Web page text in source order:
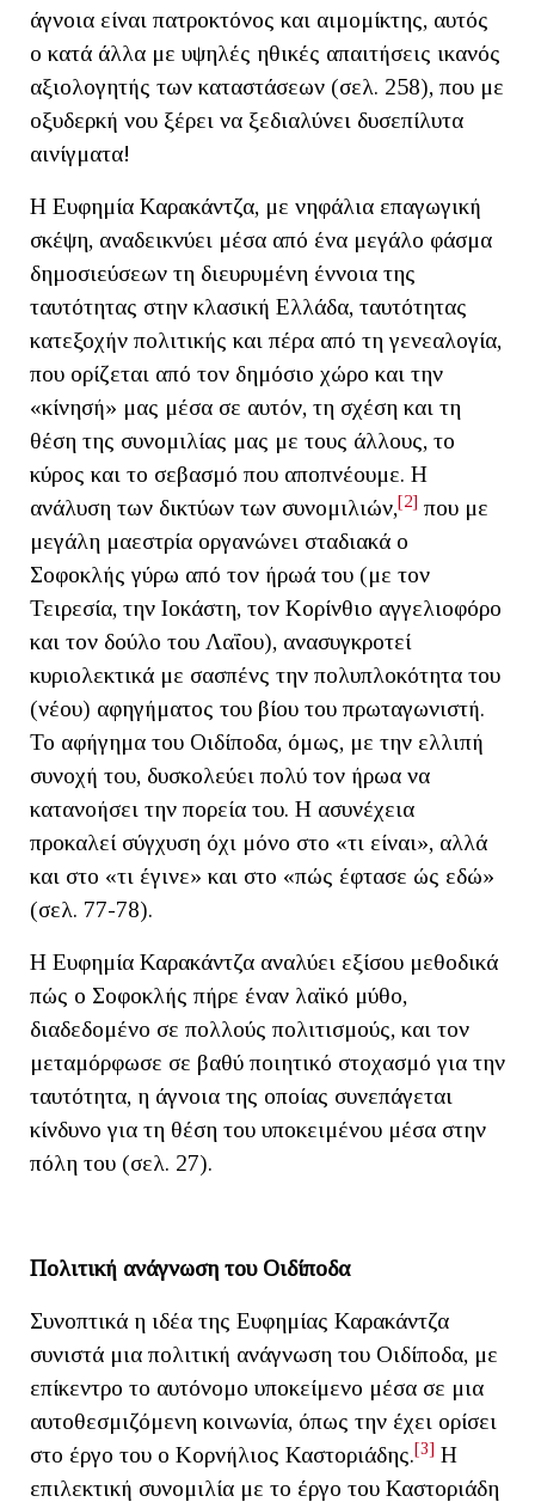
άγνοια είναι πατροκτόνος και αιμομίκτης, αυτός
ο κατά άλλα με υψηλές ηθικές απαιτήσεις ικανός
αξιολογητής των καταστάσεων (σελ. 258), που με
οξυδερκή νου ξέρει να ξεδιαλύνει δυσεπίλυτα
αινίγματα!
Η Ευφημία Καρακάντζα, με νηφάλια επαγωγική
σκέψη, αναδεικνύει μέσα από ένα μεγάλο φάσμα
δημοσιεύσεων τη διευρυμένη έννοια της
ταυτότητας στην κλασική Ελλάδα, ταυτότητας
κατεξοχήν πολιτικής και πέρα από τη γενεαλογία,
που ορίζεται από τον δημόσιο χώρο και την
«κίνησή» μας μέσα σε αυτόν, τη σχέση και τη
θέση της συνομιλίας μας με τους άλλους, το
κύρος και το σεβασμό που αποπνέουμε. Η
ανάλυση των δικτύων των συνομιλιών,[2] που με
μεγάλη μαεστρία οργανώνει σταδιακά ο
Σοφοκλής γύρω από τον ήρωά του (με τον
Τειρεσία, την Ιοκάστη, τον Κορίνθιο αγγελιοφόρο
και τον δούλο του Λαΐου), ανασυγκροτεί
κυριολεκτικά με σασπένς την πολυπλοκότητα του
(νέου) αφηγήματος του βίου του πρωταγωνιστή.
Το αφήγημα του Οιδίποδα, όμως, με την ελλιπή
συνοχή του, δυσκολεύει πολύ τον ήρωα να
κατανοήσει την πορεία του. Η ασυνέχεια
προκαλεί σύγχυση όχι μόνο στο «τι είναι», αλλά
και στο «τι έγινε» και στο «πώς έφτασε ώς εδώ»
(σελ. 77-78).
Η Ευφημία Καρακάντζα αναλύει εξίσου μεθοδικά
πώς ο Σοφοκλής πήρε έναν λαϊκό μύθο,
διαδεδομένο σε πολλούς πολιτισμούς, και τον
μεταμόρφωσε σε βαθύ ποιητικό στοχασμό για την
ταυτότητα, η άγνοια της οποίας συνεπάγεται
κίνδυνο για τη θέση του υποκειμένου μέσα στην
πόλη του (σελ. 27).
Πολιτική ανάγνωση του Οιδίποδα
Συνοπτικά η ιδέα της Ευφημίας Καρακάντζα
συνιστά μια πολιτική ανάγνωση του Οιδίποδα, με
επίκεντρο το αυτόνομο υποκείμενο μέσα σε μια
αυτοθεσμιζόμενη κοινωνία, όπως την έχει ορίσει
στο έργο του ο Κορνήλιος Καστοριάδης.[3] Η
επιλεκτική συνομιλία με το έργο του Καστοριάδη